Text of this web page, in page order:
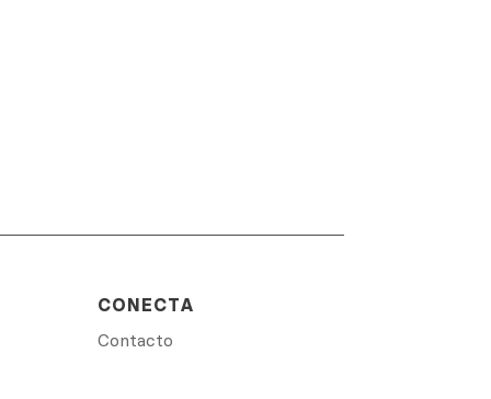
CONECTA
Contacto